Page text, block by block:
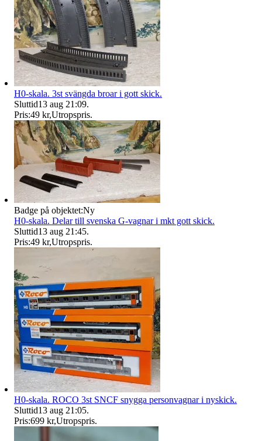
H0-skala. 3st svängda broar i gott skick.
Sluttid13 aug 21:09.
Pris:49 kr,Utropspris.
Badge på objektet:Ny
H0-skala. Delar till svenska G-vagnar i mkt gott skick.
Sluttid13 aug 21:45.
Pris:49 kr,Utropspris.
H0-skala. ROCO 3st SNCF snygga personvagnar i nyskick.
Sluttid13 aug 21:05.
Pris:699 kr,Utropspris.